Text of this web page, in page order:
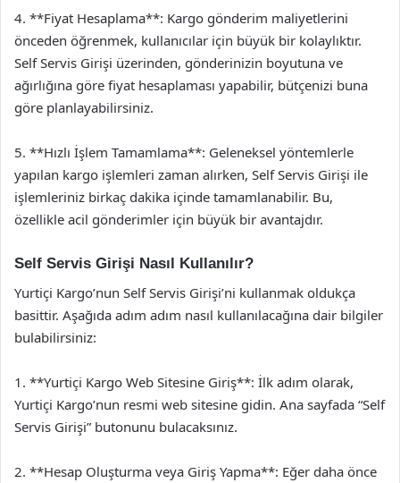
4. **Fiyat Hesaplama**: Kargo gönderim maliyetlerini
önceden öğrenmek, kullanıcılar için büyük bir kolaylıktır.
Self Servis Girişi üzerinden, gönderinizin boyutuna ve
ağırlığına göre fiyat hesaplaması yapabilir, bütçenizi buna
göre planlayabilirsiniz.
5. **Hızlı İşlem Tamamlama**: Geleneksel yöntemlerle
yapılan kargo işlemleri zaman alırken, Self Servis Girişi ile
işlemleriniz birkaç dakika içinde tamamlanabilir. Bu,
özellikle acil gönderimler için büyük bir avantajdır.
Self Servis Girişi Nasıl Kullanılır?
Yurtiçi Kargo’nun Self Servis Girişi’ni kullanmak oldukça
basittir. Aşağıda adım adım nasıl kullanılacağına dair bilgiler
bulabilirsiniz:
1. **Yurtiçi Kargo Web Sitesine Giriş**: İlk adım olarak,
Yurtiçi Kargo’nun resmi web sitesine gidin. Ana sayfada “Self
Servis Girişi” butonunu bulacaksınız.
2. **Hesap Oluşturma veya Giriş Yapma**: Eğer daha önce